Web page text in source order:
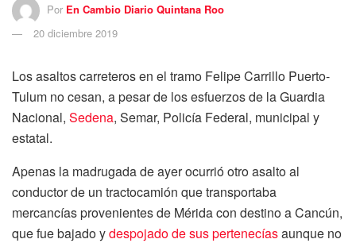
Por En Cambio Diario Quintana Roo
20 diciembre 2019
Los asaltos carreteros en el tramo Felipe Carrillo Puerto-
Tulum no cesan, a pesar de los esfuerzos de la Guardia
Nacional, Sedena, Semar, Policía Federal, municipal y
estatal.
Apenas la madrugada de ayer ocurrió otro asalto al
conductor de un tractocamión que transportaba
mercancías provenientes de Mérida con destino a Cancún,
que fue bajado ydespojado de sus pertenecíasaunque no